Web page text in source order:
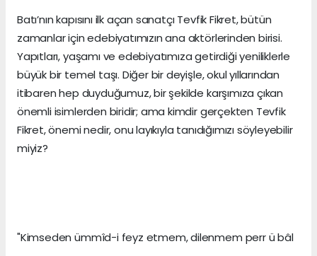
Batı’nın kapısını ilk açan sanatçı Tevfik Fikret, bütün
zamanlar için edebiyatımızın ana aktörlerinden birisi.
Yapıtları, yaşamı ve edebiyatımıza getirdiği yeniliklerle
büyük bir temel taşı. Diğer bir deyişle, okul yıllarından
itibaren hep duyduğumuz, bir şekilde karşımıza çıkan
önemli isimlerden biridir; ama kimdir gerçekten Tevfik
Fikret, önemi nedir, onu layıkıyla tanıdığımızı söyleyebilir
miyiz?
"Kimseden ümmîd-i feyz etmem, dilenmem perr ü bâl